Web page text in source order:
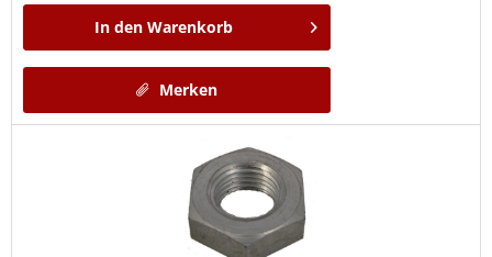
In den Warenkorb
Merken